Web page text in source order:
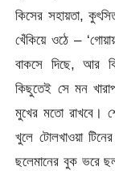
কিসের সহায়তা,
খেঁকিয়ে ওঠে –
বাকসে দিছে, আর
কিছুতেই সে মন
মুখের মতো রাখবে।
খুলে টোলখাওয়া
ছলেমানের বুক ভরে